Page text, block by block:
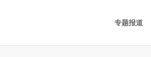
专题报道